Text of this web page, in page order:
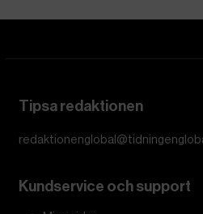
Tipsa redaktionen
Kundservice och support